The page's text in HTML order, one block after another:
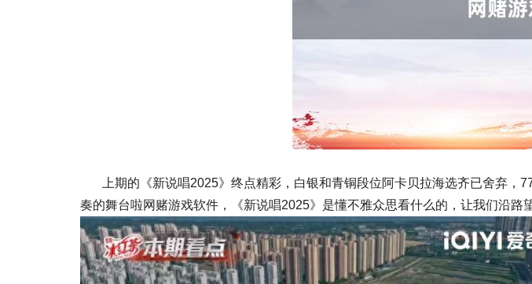
上期的《新说唱2025》终点精彩，白银和青铜段位阿卡贝拉海选齐已舍弃，
奏的舞台啦网赌游戏软件，《新说唱2025》是懂不雅众思看什么的，让我们沿路